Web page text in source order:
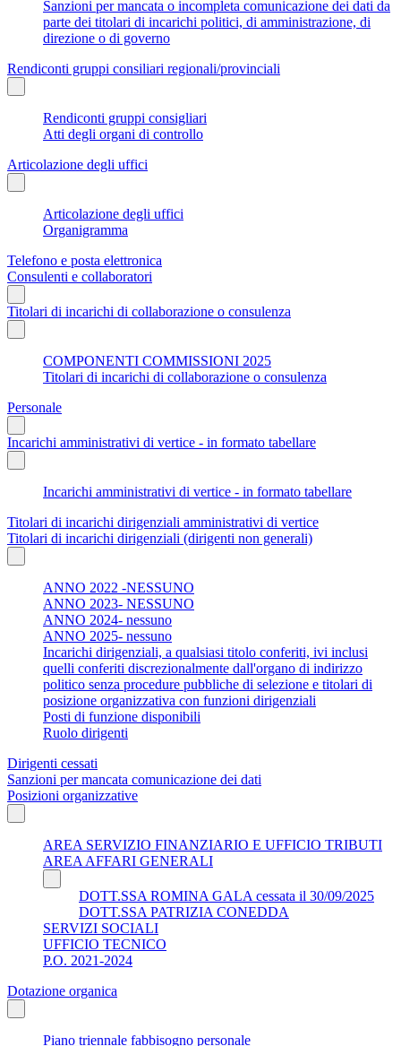
Sanzioni per mancata o incompleta comunicazione dei dati da
parte dei titolari di incarichi politici, di amministrazione, di
direzione o di governo
Rendiconti gruppi consiliari regionali/provinciali
Rendiconti gruppi consigliari
Atti degli organi di controllo
Articolazione degli uffici
Articolazione degli uffici
Organigramma
Telefono e posta elettronica
Consulenti e collaboratori
Titolari di incarichi di collaborazione o consulenza
COMPONENTI COMMISSIONI 2025
Titolari di incarichi di collaborazione o consulenza
Personale
Incarichi amministrativi di vertice - in formato tabellare
Incarichi amministrativi di vertice - in formato tabellare
Titolari di incarichi dirigenziali amministrativi di vertice
Titolari di incarichi dirigenziali (dirigenti non generali)
ANNO 2022 -NESSUNO
ANNO 2023- NESSUNO
ANNO 2024- nessuno
ANNO 2025- nessuno
Incarichi dirigenziali, a qualsiasi titolo conferiti, ivi inclusi
quelli conferiti discrezionalmente dall'organo di indirizzo
politico senza procedure pubbliche di selezione e titolari di
posizione organizzativa con funzioni dirigenziali
Posti di funzione disponibili
Ruolo dirigenti
Dirigenti cessati
Sanzioni per mancata comunicazione dei dati
Posizioni organizzative
AREA SERVIZIO FINANZIARIO E UFFICIO TRIBUTI
AREA AFFARI GENERALI
DOTT.SSA ROMINA GALA cessata il 30/09/2025
DOTT.SSA PATRIZIA CONEDDA
SERVIZI SOCIALI
UFFICIO TECNICO
P.O. 2021-2024
Dotazione organica
Piano triennale fabbisogno personale